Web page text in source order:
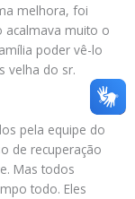
melhora, foi
acalmava muito o
poder vê-lo
velha do sr.
pela equipe do
de recuperação
Mas todos
todo. Eles